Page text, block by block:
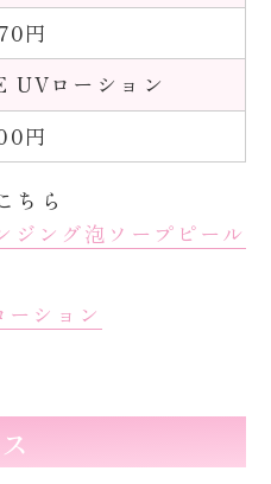
円
UVローション
円
ちら
ジング泡ソープピール
ション